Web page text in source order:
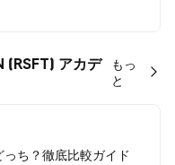
(RSFT) アカデ
もっ
と
っち？徹底比較ガイド